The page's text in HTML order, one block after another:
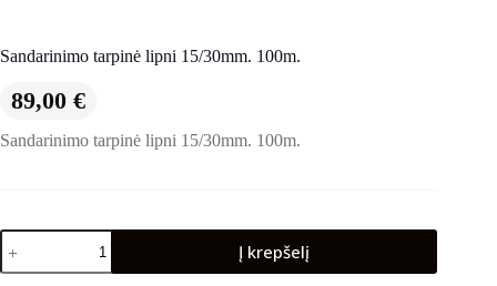
Sandarinimo tarpinė lipni 15/30mm. 100m.
89,00 €
Sandarinimo tarpinė lipni 15/30mm. 100m.
produkto
kiekis:
Sandarinimo
Į krepšelį